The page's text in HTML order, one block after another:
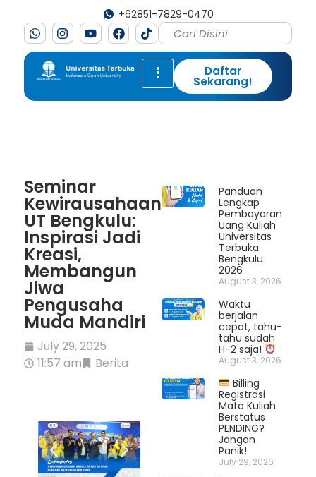
+62851-7829-0470
Daftar
Sekarang!
Seminar
Kewirausahaan
UT Bengkulu:
Inspirasi Jadi
Kreasi,
Membangun
Jiwa
Pengusaha
Muda Mandiri
July 29, 2025
11:57 am
Berita
Panduan
Lengkap
Pembayaran
Uang Kuliah
Universitas
Terbuka
Bengkulu
2026
August 3, 2026
Waktu
berjalan
cepat, tahu-
tahu sudah
H-2 saja!
August 3, 2026
Billing
Registrasi
Mata Kuliah
Berstatus
PENDING?
Jangan
Panik!
July 29, 2026